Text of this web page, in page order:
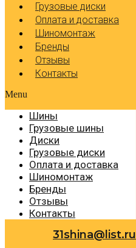
Грузовые диски
Оплата и доставка
Шиномонтаж
Бренды
Отзывы
Контакты
Menu
Шины
Грузовые шины
Диски
Грузовые диски
Оплата и доставка
Шиномонтаж
Бренды
Отзывы
Контакты
31shina@list.ru